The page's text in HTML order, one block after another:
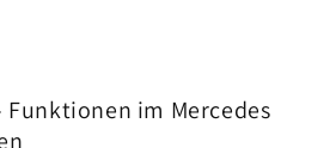
Funktionen im Mercedes